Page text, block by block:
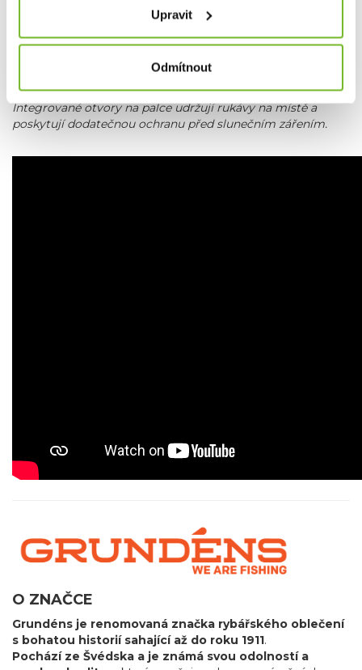
Upravit
Odmítnout
Integrované otvory na palce udržují rukávy na místě a
poskytují dodatečnou ochranu před slunečním zářením.
O ZNAČCE
Grundéns je renomovaná značka rybářského oblečení
s bohatou historií sahající až do roku 1911.
Pochází ze Švédska a je známá svou odolností a